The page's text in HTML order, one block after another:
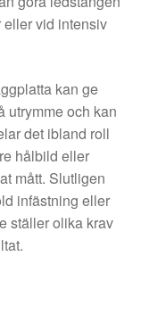
eller vid intensiv
kan ge
utrymme och kan
det ibland roll
hålbild eller
mått. Slutligen
infästning eller
ställer olika krav